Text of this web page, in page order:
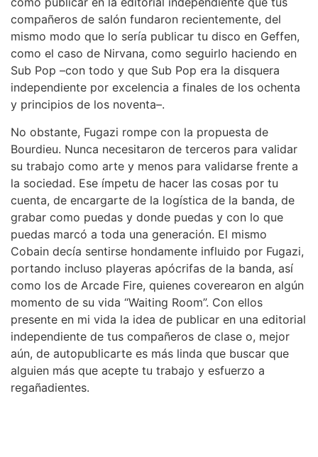
compañeros de salón fundaron recientemente, del
mismo modo que lo sería publicar tu disco en Geffen,
como el caso de Nirvana, como seguirlo haciendo en
Sub Pop –con todo y que Sub Pop era la disquera
independiente por excelencia a finales de los ochenta
y principios de los noventa–.
No obstante, Fugazi rompe con la propuesta de
Bourdieu. Nunca necesitaron de terceros para validar
su trabajo como arte y menos para validarse frente a
la sociedad. Ese ímpetu de hacer las cosas por tu
cuenta, de encargarte de la logística de la banda, de
grabar como puedas y donde puedas y con lo que
puedas marcó a toda una generación. El mismo
Cobain decía sentirse hondamente influido por Fugazi,
portando incluso playeras apócrifas de la banda, así
como los de Arcade Fire, quienes coverearon en algún
momento de su vida “Waiting Room”. Con ellos
presente en mi vida la idea de publicar en una editorial
independiente de tus compañeros de clase o, mejor
aún, de autopublicarte es más linda que buscar que
alguien más que acepte tu trabajo y esfuerzo a
regañadientes.